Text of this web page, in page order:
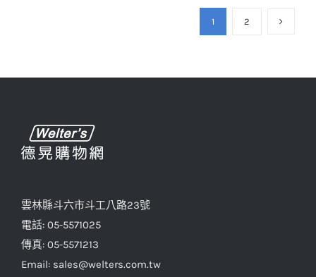
1 2
雲林縣斗六市斗工八路23號
電話: 05-5571025
傳真: 05-5571213
Email: sales@welters.com.tw